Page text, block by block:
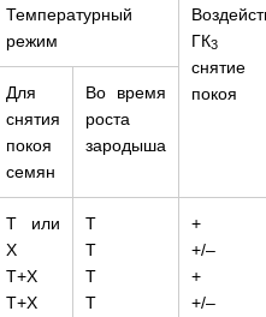
Температурный
режим
ГК3
снятие
покоя
Для
снятия
покоя
семян
Во время
роста
зародыша
Т или
Х
Т+Х
Т+Х
Т
Т
Т
Т
+
+/–
+
+/–